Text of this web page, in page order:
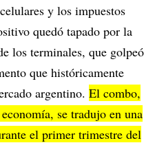
y los impuestos
quedó tapado por la
los terminales, que golpeó
que históricamente
argentino. El combo,
se tradujo en una
el primer trimestre del